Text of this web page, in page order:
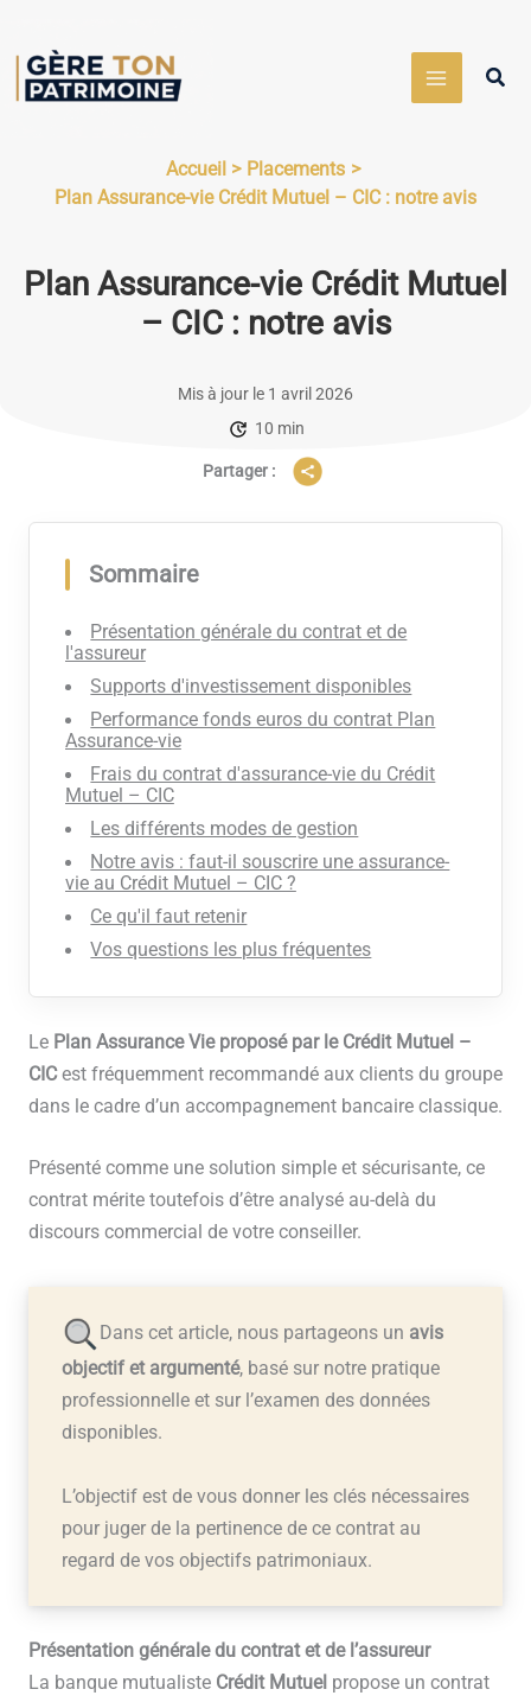
contenu
Accueil
Placements
Plan Assurance-vie Crédit Mutuel – CIC : notre avis
Plan Assurance-vie Crédit Mutuel
– CIC : notre avis
Mis à jour le 1 avril 2026
10 min
Partager :
Sommaire
Présentation générale du contrat et de
l'assureur
Supports d'investissement disponibles
Performance fonds euros du contrat Plan
Assurance-vie
Frais du contrat d'assurance-vie du Crédit
Mutuel – CIC
Les différents modes de gestion
Notre avis : faut-il souscrire une assurance-
vie au Crédit Mutuel – CIC ?
Ce qu'il faut retenir
Vos questions les plus fréquentes
Le Plan Assurance Vie proposé par le Crédit Mutuel –
CICest fréquemment recommandé aux clients du groupe
dans le cadre d’un accompagnement bancaire classique.
Présenté comme une solution simple et sécurisante, ce
contrat mérite toutefois d’être analysé au-delà du
discours commercial de votre conseiller.
Dans cet article, nous partageons un avis
objectif et argumenté, basé sur notre pratique
professionnelle et sur l’examen des données
disponibles.
L’objectif est de vous donner les clés nécessaires
pour juger de la pertinence de ce contrat au
regard de vos objectifs patrimoniaux.
Présentation générale du contrat et de l’assureur
La banque mutualiste Crédit Mutuel propose un contrat